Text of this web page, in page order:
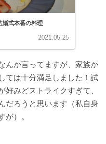
婚式本番の料理
2021.05.25
んか言ってますが、家族か
ては十分満足しました！試
好みどストライクすぎて、
だろうと思います（私自身
が）。